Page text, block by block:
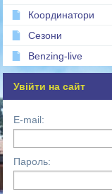
Координатори
Сезони
Benzing-live
Увійти на сайт
E-mail:
Пароль: